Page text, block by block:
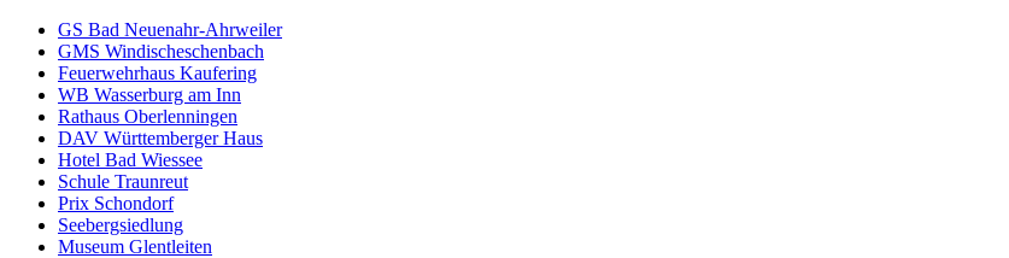
GS Bad Neuenahr-Ahrweiler
GMS Windischeschenbach
Feuerwehrhaus Kaufering
WB Wasserburg am Inn
Rathaus Oberlenningen
DAV Württemberger Haus
Hotel Bad Wiessee
Schule Traunreut
Prix Schondorf
Seebergsiedlung
Museum Glentleiten